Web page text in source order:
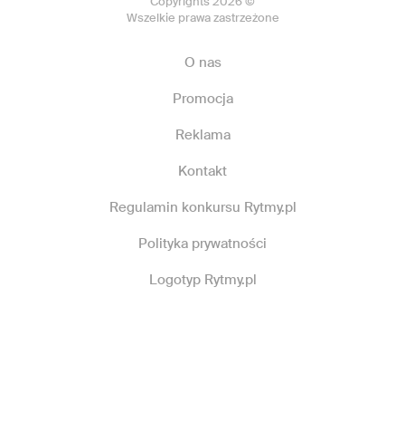
Wszelkie prawa zastrzeżone
O nas
Promocja
Reklama
Kontakt
Regulamin konkursu Rytmy.pl
Polityka prywatności
Logotyp Rytmy.pl